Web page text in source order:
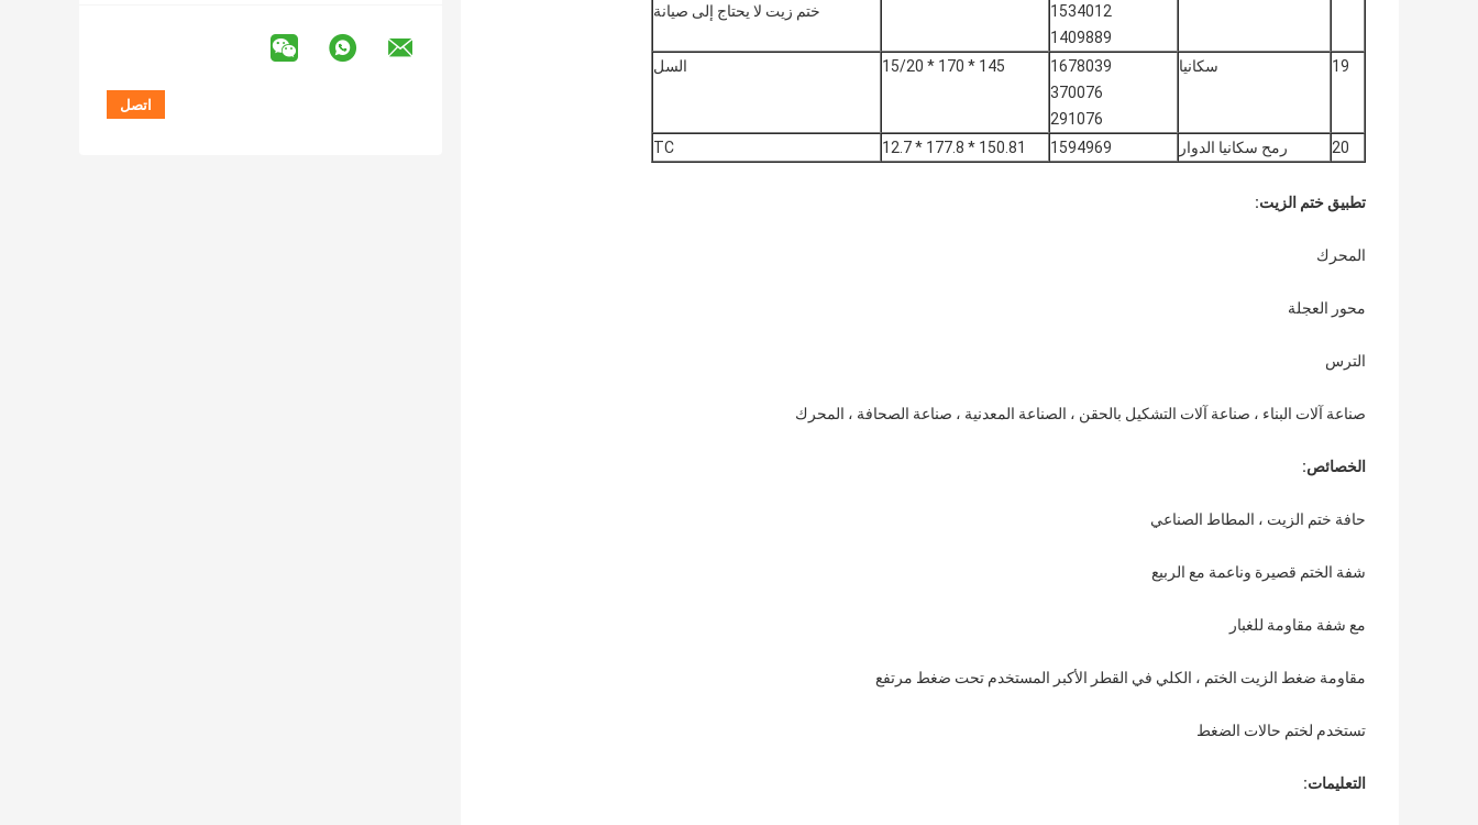
1534012
1409889
ختم زيت لا يحتاج إلى صيانة
19 سكانيا
1678039
370076
291076
145 * 170 * 15/20 السل
20 رمح سكانيا الدوار 1594969
150.81 * 177.8 * 12.7
TC
تطبيق ختم الزيت:
المحرك
محور العجلة
الترس
صناعة آلات البناء ، صناعة آلات التشكيل بالحقن ، الصناعة المعدنية ، صناعة الصحافة ، المحرك
الخصائص:
حافة ختم الزيت ، المطاط الصناعي
شفة الختم قصيرة وناعمة مع الربيع
مع شفة مقاومة للغبار
مقاومة ضغط الزيت الختم ، الكلي في القطر الأكبر المستخدم تحت ضغط مرتفع
تستخدم لختم حالات الضغط
التعليمات: